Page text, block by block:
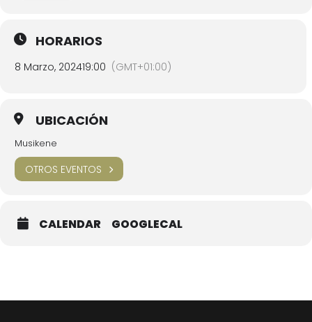
P. Sparke:Symphonic Metamorphosis on Themes from Saint
Saëns 3rd Symphony
HORARIOS
8 Marzo, 202419:00 (GMT+01:00)
UBICACIÓN
Musikene
OTROS EVENTOS
CALENDAR GOOGLECAL